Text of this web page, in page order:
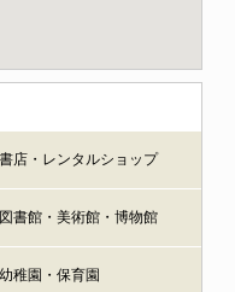
書店・レンタルショップ
図書館・美術館・博物館
幼稚園・保育園